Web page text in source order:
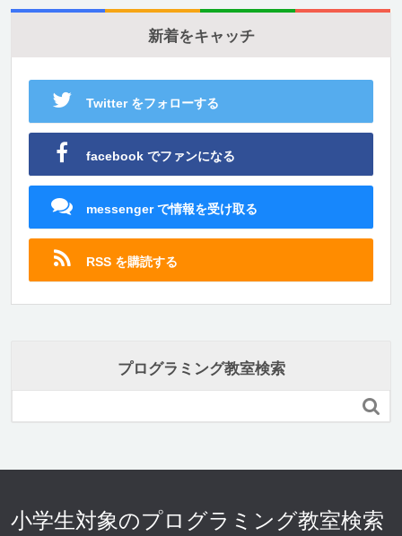
新着をキャッチ
Twitter をフォローする
facebook でファンになる
messenger で情報を受け取る
RSS を購読する
プログラミング教室検索

小学生対象のプログラミング教室検索